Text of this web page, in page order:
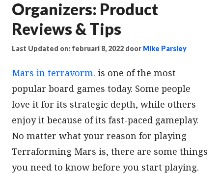
Organizers: Product
Reviews & Tips
Last Updated on: februari 8, 2022 door Mike Parsley
Mars in terravorm. is one of the most
popular board games today. Some people
love it for its strategic depth, while others
enjoy it because of its fast-paced gameplay.
No matter what your reason for playing
Terraforming Mars is, there are some things
you need to know before you start playing.